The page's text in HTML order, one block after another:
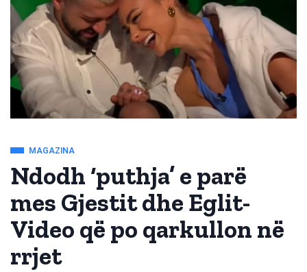
MAGAZINA
Ndodh ‘puthja’ e parë
mes Gjestit dhe Eglit-
Video që po qarkullon në
rrjet